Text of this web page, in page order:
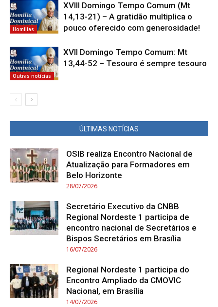
Homilias
XVIII Domingo Tempo Comum (Mt
14,13-21) – A gratidão multiplica o
pouco oferecido com generosidade!
Outras notícias
XVII Domingo Tempo Comum: Mt
13,44-52 – Tesouro é sempre tesouro
ÚLTIMAS NOTÍCIAS
OSIB realiza Encontro Nacional de
Atualização para Formadores em
Belo Horizonte
28/07/2026
Secretário Executivo da CNBB
Regional Nordeste 1 participa de
encontro nacional de Secretários e
Bispos Secretários em Brasília
16/07/2026
Regional Nordeste 1 participa do
Encontro Ampliado da CMOVIC
Nacional, em Brasília
14/07/2026